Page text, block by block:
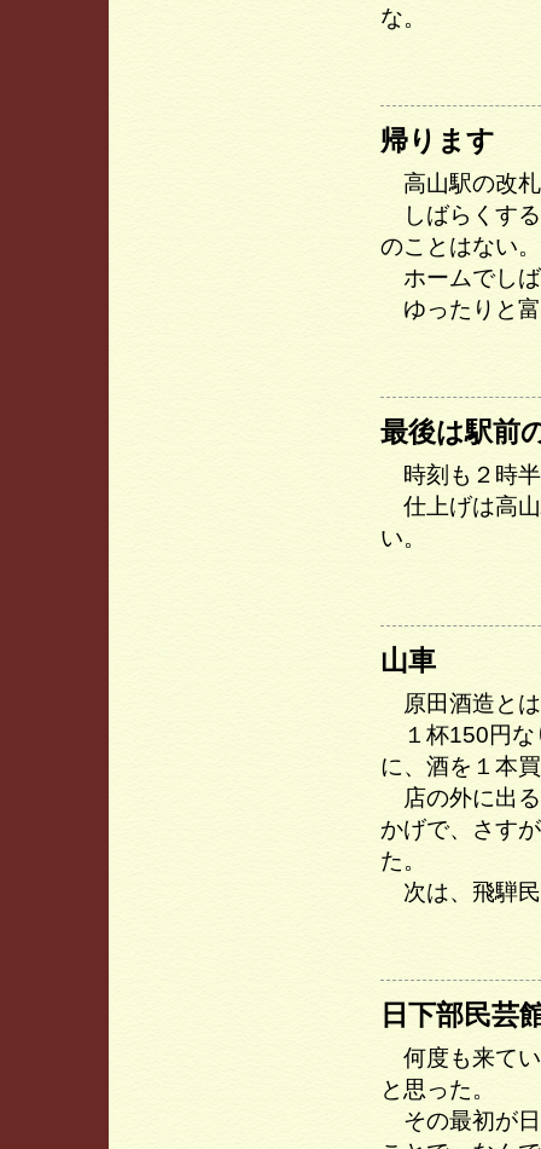
な。
帰ります
高山駅の改札
しばらくする
のことはない
ホームでしば
ゆったりと
最後は駅前
時刻も２時
仕上げは高山
い。
山車
原田酒造と
１杯150円な
に、酒を１本
店の外に出る
かげで、さす
た。
次は、飛騨
日下部民芸
何度も来てい
と思った。
その最初が日